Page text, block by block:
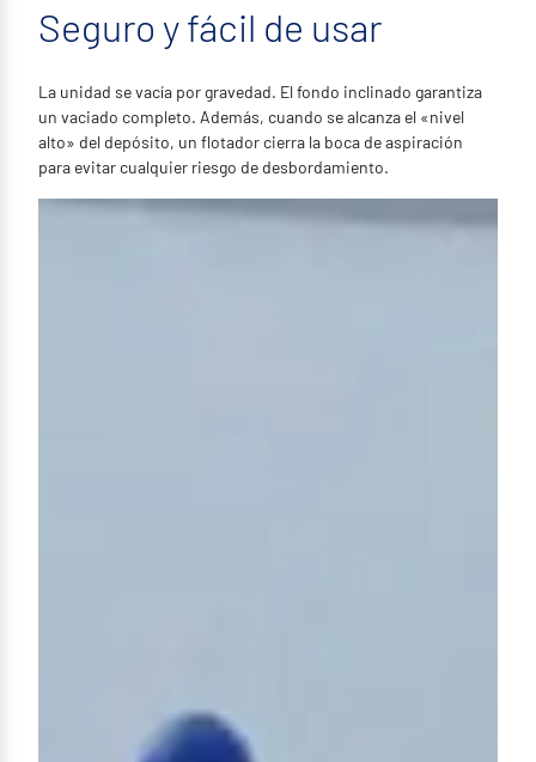
Seguro y fácil de usar
La unidad se vacía por gravedad. El fondo inclinado garantiza
un vaciado completo. Además, cuando se alcanza el «nivel
alto» del depósito, un flotador cierra la boca de aspiración
para evitar cualquier riesgo de desbordamiento.